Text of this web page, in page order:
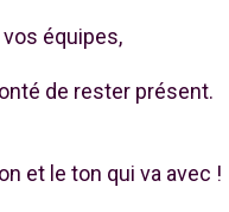
équipes,
de rester présent.
et le ton qui va avec !